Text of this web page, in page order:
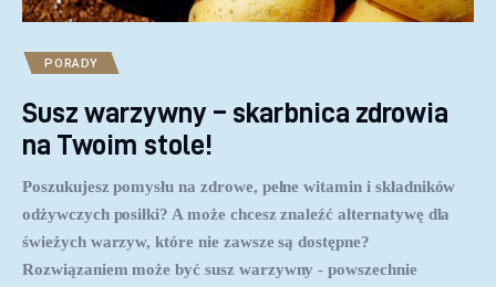
PORADY
Susz warzywny – skarbnica zdrowia
na Twoim stole!
Poszukujesz pomysłu na zdrowe, pełne witamin i składników
odżywczych posiłki? A może chcesz znaleźć alternatywę dla
świeżych warzyw, które nie zawsze są dostępne?
Rozwiązaniem może być susz warzywny - powszechnie